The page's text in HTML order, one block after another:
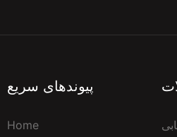
پیوندهای سریع
Home